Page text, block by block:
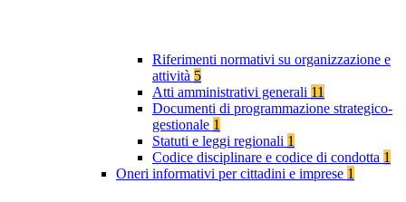
Riferimenti normativi su organizzazione e
attività 5
Atti amministrativi generali 11
Documenti di programmazione strategico-
gestionale 1
Statuti e leggi regionali 1
Codice disciplinare e codice di condotta 1
Oneri informativi per cittadini e imprese 1